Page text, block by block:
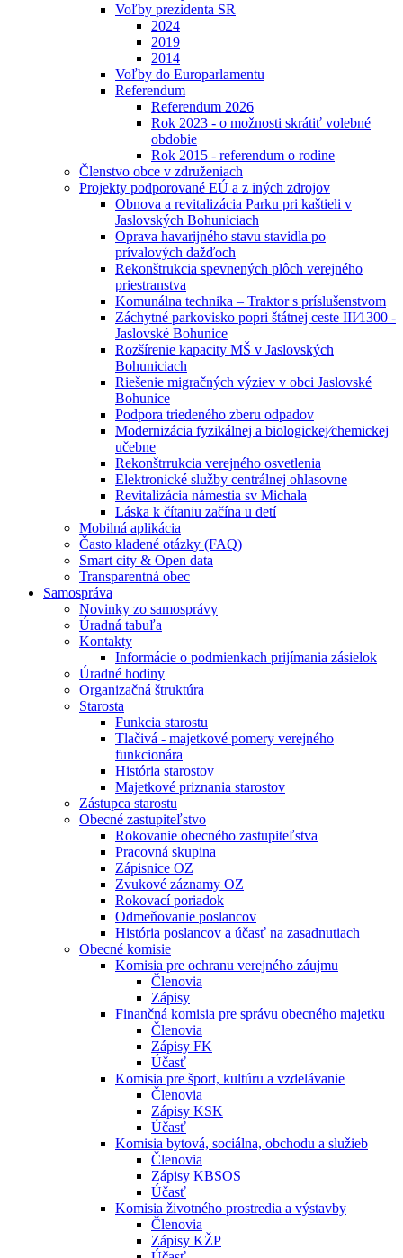
Voľby prezidenta SR
2024
2019
2014
Voľby do Europarlamentu
Referendum
Referendum 2026
Rok 2023 - o možnosti skrátiť volebné
obdobie
Rok 2015 - referendum o rodine
Členstvo obce v združeniach
Projekty podporované EÚ a z iných zdrojov
Obnova a revitalizácia Parku pri kaštieli v
Jaslovských Bohuniciach
Oprava havarijného stavu stavidla po
prívalových dažďoch
Rekonštrukcia spevnených plôch verejného
priestranstva
Komunálna technika – Traktor s príslušenstvom
Záchytné parkovisko popri štátnej ceste III⁄1300 -
Jaslovské Bohunice
Rozšírenie kapacity MŠ v Jaslovských
Bohuniciach
Riešenie migračných výziev v obci Jaslovské
Bohunice
Podpora triedeného zberu odpadov
Modernizácia fyzikálnej a biologickej⁄chemickej
učebne
Rekonštrrukcia verejného osvetlenia
Elektronické služby centrálnej ohlasovne
Revitalizácia námestia sv Michala
Láska k čítaniu začína u detí
Mobilná aplikácia
Často kladené otázky (FAQ)
Smart city & Open data
Transparentná obec
Samospráva
Novinky zo samosprávy
Úradná tabuľa
Kontakty
Informácie o podmienkach prijímania zásielok
Úradné hodiny
Organizačná štruktúra
Starosta
Funkcia starostu
Tlačivá - majetkové pomery verejného
funkcionára
História starostov
Majetkové priznania starostov
Zástupca starostu
Obecné zastupiteľstvo
Rokovanie obecného zastupiteľstva
Pracovná skupina
Zápisnice OZ
Zvukové záznamy OZ
Rokovací poriadok
Odmeňovanie poslancov
História poslancov a účasť na zasadnutiach
Obecné komisie
Komisia pre ochranu verejného záujmu
Členovia
Zápisy
Finančná komisia pre správu obecného majetku
Členovia
Zápisy FK
Účasť
Komisia pre šport, kultúru a vzdelávanie
Členovia
Zápisy KSK
Účasť
Komisia bytová, sociálna, obchodu a služieb
Členovia
Zápisy KBSOS
Účasť
Komisia životného prostredia a výstavby
Členovia
Zápisy KŽP